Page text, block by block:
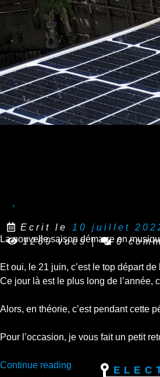
Ecrit le 10 juillet
1269 vues | 0
La nouvelle saison démarre en
Et oui, le 21 juin, c’est le top départ de
Ce jour là est le plus long de l’année,
Alors, en théorie, c’est pendant cette
Pour l’occasion, je vous fait un petit
Continue reading “Equinoxe